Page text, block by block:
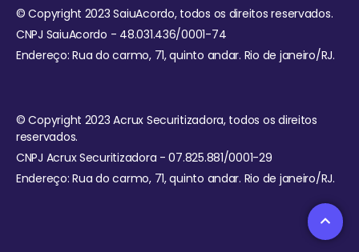
© Copyright 2023 SaiuAcordo, todos os direitos reservados.
CNPJ SaiuAcordo - 48.031.436/0001-74
Endereço: Rua do carmo, 71, quinto andar. Rio de janeiro/RJ.
© Copyright 2023 Acrux Securitizadora, todos os direitos
reservados.
CNPJ Acrux Securitizadora - 07.825.881/0001-29
Endereço: Rua do carmo, 71, quinto andar. Rio de janeiro/RJ.